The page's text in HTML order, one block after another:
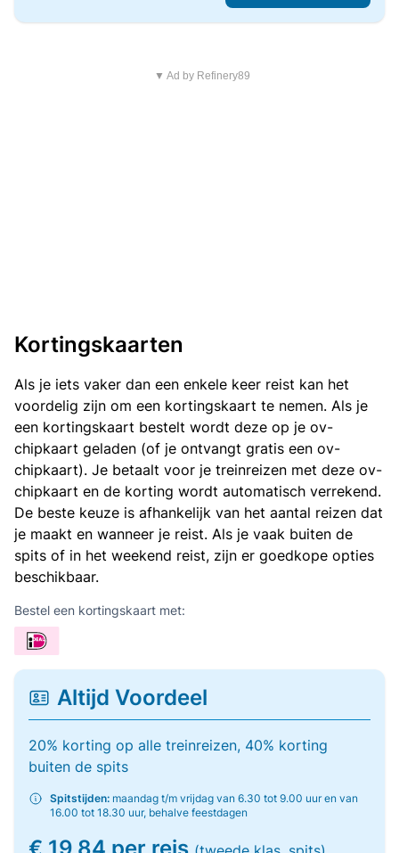
▼ Ad by Refinery89
Kortingskaarten
Als je iets vaker dan een enkele keer reist kan het
voordelig zijn om een kortingskaart te nemen. Als je
een kortingskaart bestelt wordt deze op je ov-
chipkaart geladen (of je ontvangt gratis een ov-
chipkaart). Je betaalt voor je treinreizen met deze ov-
chipkaart en de korting wordt automatisch verrekend.
De beste keuze is afhankelijk van het aantal reizen dat
je maakt en wanneer je reist. Als je vaak buiten de
spits of in het weekend reist, zijn er goedkope opties
beschikbaar.
Bestel een kortingskaart met:
Altijd Voordeel
20% korting op alle treinreizen, 40% korting
buiten de spits
Spitstijden: maandag t/m vrijdag van 6.30 tot 9.00 uur en van
16.00 tot 18.30 uur, behalve feestdagen